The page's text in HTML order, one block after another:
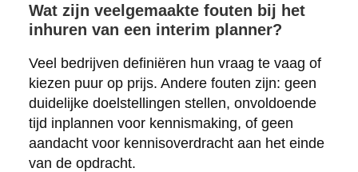
Wat zijn veelgemaakte fouten bij het
inhuren van een interim planner?
Veel bedrijven definiëren hun vraag te vaag of
kiezen puur op prijs. Andere fouten zijn: geen
duidelijke doelstellingen stellen, onvoldoende
tijd inplannen voor kennismaking, of geen
aandacht voor kennisoverdracht aan het einde
van de opdracht.